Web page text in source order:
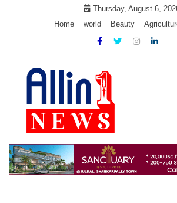
Thursday, August 6,
Home
world Beauty
Allin1news